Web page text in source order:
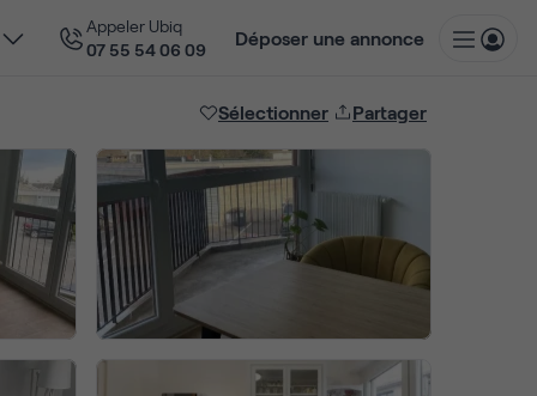
Appeler Ubiq
07 55 54 06 09
Déposer une annonce
Sélectionner Partager